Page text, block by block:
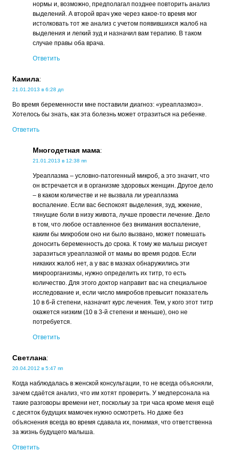
нормы и, возможно, предполагал позднее повторить анализ
выделений. А второй врач уже через какое-то время мог
истолковать тот же анализ с учетом появившихся жалоб на
выделения и легкий зуд и назначил вам терапию. В таком
случае правы оба врача.
Ответить
Камила:
21.01.2013 в 6:28 дп
Во время беременности мне поставили диагноз: «уреаплазмоз».
Хотелось бы знать, как эта болезнь может отразиться на ребенке.
Ответить
Многодетная мама:
21.01.2013 в 12:38 пп
Уреаплазма – условно-патогенный микроб, а это значит, что
он встречается и в организме здоровых женщин. Другое дело
– в каком количестве и не вызвала ли уреаплазма
воспаление. Если вас беспокоят выделения, зуд, жжение,
тянущие боли в низу живота, лучше провести лечение. Дело
в том, что любое оставленное без внимания воспаление,
каким бы микробом оно ни было вызвано, может помешать
доносить беременность до срока. К тому же малыш рискует
заразиться уреаплазмой от мамы во время родов. Если
никаких жалоб нет, а у вас в мазках обнаружились эти
микроорганизмы, нужно определить их титр, то есть
количество. Для этого доктор направит вас на специальное
исследование и, если число микробов превысит показатель
10 в 6-й степени, назначит курс лечения. Тем, у кого этот титр
окажется низким (10 в 3-й степени и меньше), оно не
потребуется.
Ответить
Светлана:
20.04.2012 в 5:47 пп
Когда наблюдалась в женской консультации, то не всегда объясняли,
зачем сдаётся анализ, что им хотят проверить. У медперсонала на
такие разговоры времени нет, поскольку за три часа кроме меня ещё
с десяток будущих мамочек нужно осмотреть. Но даже без
объяснения всегда во время сдавала их, понимая, что ответственна
за жизнь будущего малыша.
Ответить